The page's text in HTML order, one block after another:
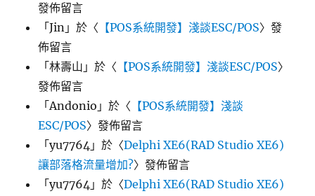
發佈留言
「Jin 」於〈 【POS系統開發】淺談ESC/POS〉發
佈留言
「林壽山 」於〈 【POS系統開發】淺談ESC/POS〉
發佈留言
「Andonio 」於〈 【POS系統開發】淺談
ESC/POS〉發佈留言
「yu7764 」於〈Delphi XE6(RAD Studio XE6)
讓部落格流量增加?〉發佈留言
「yu7764 」於〈Delphi XE6(RAD Studio XE6)